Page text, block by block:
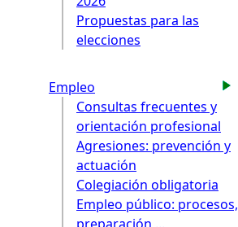
Propuestas para las
elecciones
Empleo
Consultas frecuentes y
orientación profesional
Agresiones: prevención y
actuación
Colegiación obligatoria
Empleo público: procesos,